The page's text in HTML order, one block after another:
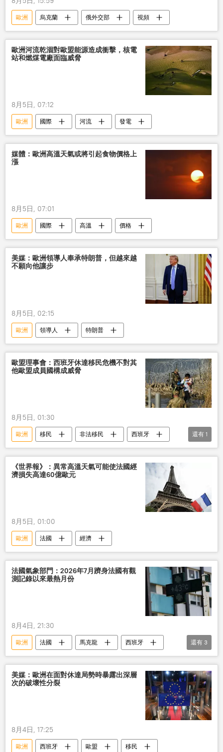
歐洲 烏克蘭 俄外交部 視頻
歐洲河流乾涸對歐盟能源造成衝擊，核電
站和燃煤電廠面臨威脅
8月5日, 07:12
歐洲 國際 河流 發電
媒體：歐洲高溫天氣或將引起食物價格上
漲
8月5日, 07:01
歐洲 國際 高溫 價格
美媒：歐洲領導人奉承特朗普，但越來越
不願向他讓步
8月5日, 02:15
歐洲 領導人 特朗普
歐盟理事會：西班牙休達移民危機不對其
他歐盟成員國構成威脅
8月5日, 01:30
歐洲 移民 非法移民
西班牙
歐盟
還有 1
《世界報》：異常高溫天氣可能使法國經
濟損失高達60億歐元
8月5日, 01:00
歐洲 法國 經濟
法國氣象部門：2026年7月躋身法國有觀
測記錄以來最熱月份
8月4日, 21:30
歐洲 法國 馬克龍
西班牙
意大利
葡萄牙 氣象
還有 3
美媒：歐洲在面對休達局勢時暴露出深層
次的破壞性分裂
8月4日, 17:25
歐洲 西班牙 歐盟 移民